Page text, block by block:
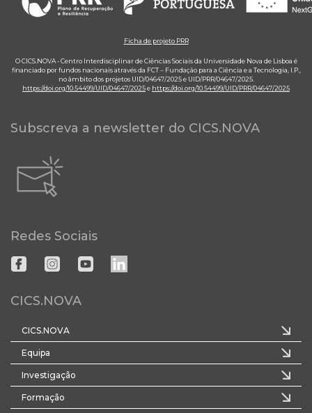
Ficha de projeto PRR
O CICS.NOVA - Centro Interdisciplinar de Ciências Sociais da Universidade Nova de Lisboa é
financiado por fundos nacionais através da FCT – Fundação para a Ciência e a Tecnologia, I.P.,
no âmbito dos projetos UID/04647/2025 e UID/PRR/04647/2025.
https://doi.org/10.54499/UID/04647/2025e https://doi.org/10.54499/UID/PRR/04647/2025
Subscreva a newsletter do CICS.NOVA
Redes Sociais
CICS.NOVA
CICS.NOVA
Equipa
Investigação
Formação